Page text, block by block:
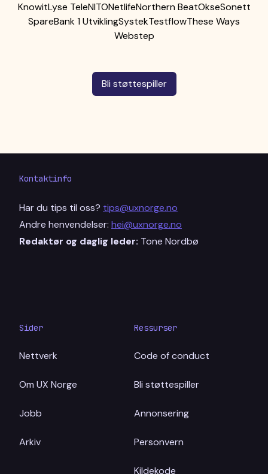
KnowitLyse TeleNITONetlifeNorthern BeatOkseSonett
SpareBank 1 UtviklingSystekTestflowThese Ways
Webstep
Bli støttespiller
Kontaktinfo
Har du tips til oss? tips@uxnorge.no
Andre henvendelser: hei@uxnorge.no
Redaktør og daglig leder: Tone Nordbø
Sider
Nettverk
Om UX Norge
Jobb
Arkiv
Ressurser
Code of conduct
Bli støttespiller
Annonsering
Personvern
Kildekode